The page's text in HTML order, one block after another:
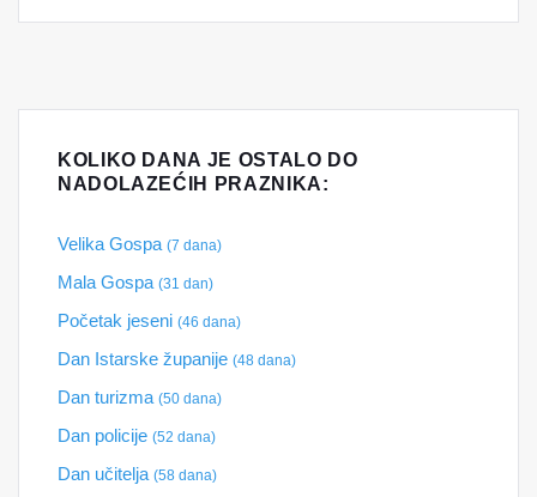
KOLIKO DANA JE OSTALO DO
NADOLAZEĆIH PRAZNIKA:
Velika Gospa (7 dana)
Mala Gospa (31 dan)
Početak jeseni (46 dana)
Dan Istarske županije (48 dana)
Dan turizma (50 dana)
Dan policije (52 dana)
Dan učitelja (58 dana)